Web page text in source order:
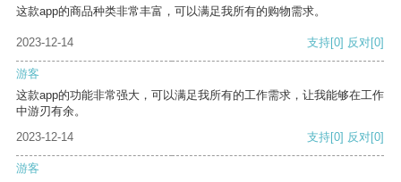
这款app的商品种类非常丰富，可以满足我所有的购物需求。
2023-12-14 支持[0] 反对[0]
游客
这款app的功能非常强大，可以满足我所有的工作需求，让我能够在工作
中游刃有余。
2023-12-14
支持[0] 反对[0]
游客